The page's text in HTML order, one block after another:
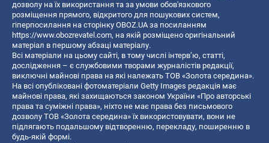
дозволу на їх використання та за умови обов'язкового
розміщення прямого, відкритого для пошукових систем,
гіперпосилання на сторінку OBOZ.UA за посиланням
https://www.obozrevatel.com, на якій розміщено оригінальний
матеріал в першому абзаці матеріалу.
Всі матеріали на цьому сайті, в тому числі інтерв’ю, статті,
дослідження – є службовими творами журналістів редакції,
виключні майнові права на які належать ТОВ «Золота середина».
На всі опубліковані фотоматеріали Getty Images редакція має
майнові права, які захищаються законом України «Про авторські
права та суміжні права», ніхто не має права без письмового
дозволу ТОВ «Золота середина» їх використовувати, вони не
підлягають подальшому відтворенню, перекладу, поширенню в
будь-якій формі.